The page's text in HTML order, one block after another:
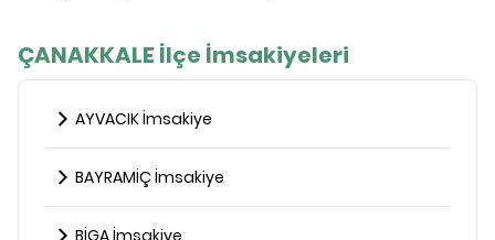
ÇANAKKALE İlçe İmsakiyeleri
AYVACIK İmsakiye
BAYRAMİÇ İmsakiye
BİGA İmsakiye